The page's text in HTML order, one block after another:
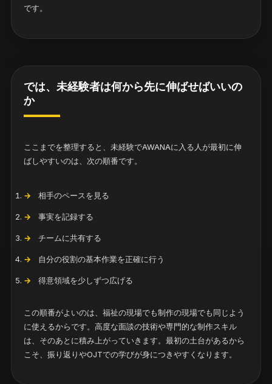
です。
では、未経験者は何から先に伸ばせばいいの
か
ここまでを整理すると、未経験でAWANAに入る人が最初に伸
ばしやすいのは、次の順番です。
相手のペースを見る
事実を記録する
チームに共有する
自分の役割の基本作業を正確に行う
得意領域を少しずつ広げる
この順番がよいのは、福祉の現場でも制作の現場でも同じよう
に使えるからです。高度な面談の技術や専門的な制作スキル
は、そのあとに積み上がっていきます。最初の土台があるから
こそ、振り返りやOJTでの学びが身につきやすくなります。